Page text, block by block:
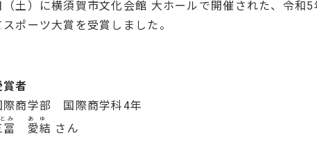
（土）に横須賀市文化会館 大ホールで開催された、令和
スポーツ大賞を受賞しました。
賞者
際商学部 国際商学科4年
冨
み
愛結
あ ゆ
さん